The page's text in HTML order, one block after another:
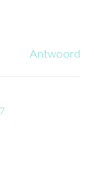
Antwoord